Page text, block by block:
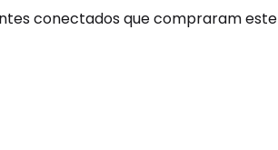
conectados que compraram